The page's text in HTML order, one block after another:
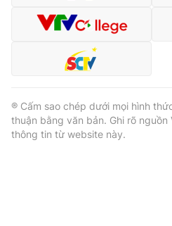
® Cấm sao chép dưới mọi hình
thuận bằng văn bản. Ghi rõ nguồn
thông tin từ website này.